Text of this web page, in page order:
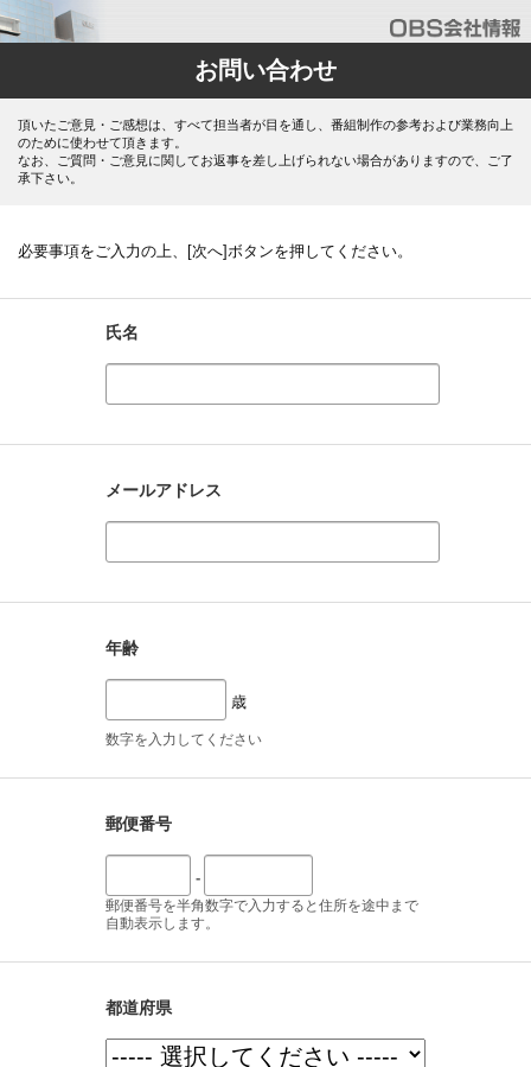
お問い合わせ
頂いたご意見・ご感想は、すべて担当者が目を通し、番組制作の参考および業務向上
のために使わせて頂きます。
なお、ご質問・ご意見に関してお返事を差し上げられない場合がありますので、ご了
承下さい。
必要事項をご入力の上、[次へ]ボタンを押してください。
氏名
メールアドレス
年齢
歳
数字を入力してください
郵便番号
-
郵便番号を半角数字で入力すると住所を途中まで
自動表示します。
都道府県